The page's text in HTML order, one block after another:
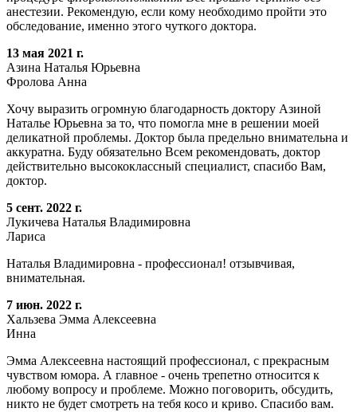
анестезии. Рекомендую, если кому необходимо пройти это
обследование, именно этого чуткого доктора.
13 мая 2021 г.
Азина Наталья Юрьевна
Фролова Анна
Хочу выразить огромную благодарность доктору Азиной
Наталье Юрьевна за то, что помогла мне в решении моей
деликатной проблемы. Доктор была предельно внимательна и
аккуратна. Буду обязательно Всем рекомендовать, доктор
действительно высококлассный специалист, спасибо Вам,
доктор.
5 сент. 2022 г.
Лукичева Наталья Владимировна
Лариса
Наталья Владимировна - профессионал! отзывчивая,
внимательная.
7 июн. 2022 г.
Хальзева Эмма Алексеевна
Инна
Эмма Алексеевна настоящий профессионал, с прекрасным
чувством юмора. А главное - очень трепетно относится к
любому вопросу и проблеме. Можно поговорить, обсудить,
никто не будет смотреть на тебя косо и криво. Спасибо вам.